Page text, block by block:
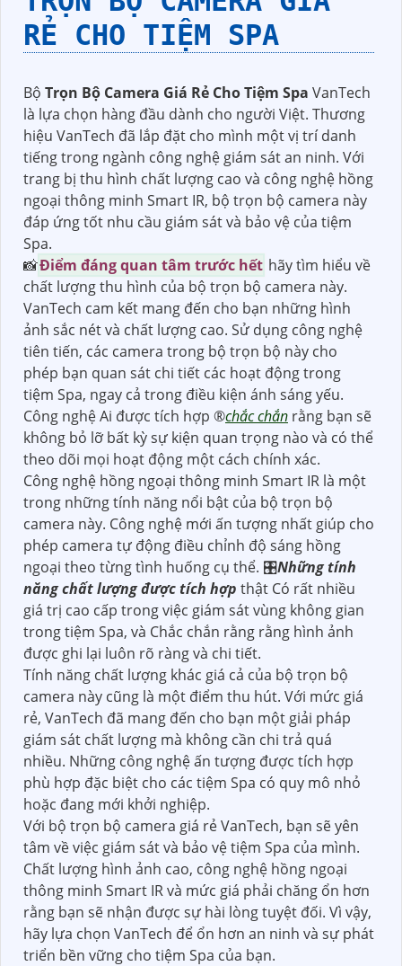
RẺ CHO TIỆM SPA
Bộ Trọn Bộ Camera Giá Rẻ Cho Tiệm Spa VanTech
là lựa chọn hàng đầu dành cho người Việt. Thương
hiệu VanTech đã lắp đặt cho mình một vị trí danh
tiếng trong ngành công nghệ giám sát an ninh. Với
trang bị thu hình chất lượng cao và công nghệ hồng
ngoại thông minh Smart IR, bộ trọn bộ camera này
đáp ứng tốt nhu cầu giám sát và bảo vệ của tiệm
Spa.
📸Điểm đáng quan tâm trước hết hãy tìm hiểu về
chất lượng thu hình của bộ trọn bộ camera này.
VanTech cam kết mang đến cho bạn những hình
ảnh sắc nét và chất lượng cao. Sử dụng công nghệ
tiên tiến, các camera trong bộ trọn bộ này cho
phép bạn quan sát chi tiết các hoạt động trong
tiệm Spa, ngay cả trong điều kiện ánh sáng yếu.
Công nghệ Ai được tích hợp ®️chắc chắn rằng bạn sẽ
không bỏ lỡ bất kỳ sự kiện quan trọng nào và có thể
theo dõi mọi hoạt động một cách chính xác.
Công nghệ hồng ngoại thông minh Smart IR là một
trong những tính năng nổi bật của bộ trọn bộ
camera này. Công nghệ mới ấn tượng nhất giúp cho
phép camera tự động điều chỉnh độ sáng hồng
ngoại theo từng tình huống cụ thể. 🎛Những tính
năng chất lượng được tích hợp thật Có rất nhiều
giá trị cao cấp trong việc giám sát vùng không gian
trong tiệm Spa, và Chắc chắn rằng rằng hình ảnh
được ghi lại luôn rõ ràng và chi tiết.
Tính năng chất lượng khác giá cả của bộ trọn bộ
camera này cũng là một điểm thu hút. Với mức giá
rẻ, VanTech đã mang đến cho bạn một giải pháp
giám sát chất lượng mà không cần chi trả quá
nhiều. Những công nghệ ấn tượng được tích hợp
phù hợp đặc biệt cho các tiệm Spa có quy mô nhỏ
hoặc đang mới khởi nghiệp.
Với bộ trọn bộ camera giá rẻ VanTech, bạn sẽ yên
tâm về việc giám sát và bảo vệ tiệm Spa của mình.
Chất lượng hình ảnh cao, công nghệ hồng ngoại
thông minh Smart IR và mức giá phải chăng ổn hơn
rằng bạn sẽ nhận được sự hài lòng tuyệt đối. Vì vậy,
hãy lựa chọn VanTech để ổn hơn an ninh và sự phát
triển bền vững cho tiệm Spa của bạn.